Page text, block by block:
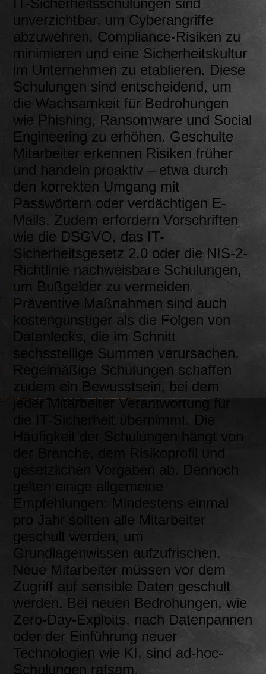
IT-Sicherheitsschulungen sind
unverzichtbar, um Cyberangriffe
abzuwehren, Compliance-Risiken zu
minimieren und eine Sicherheitskultur
im Unternehmen zu etablieren. Diese
Schulungen sind entscheidend, um
die Wachsamkeit für Bedrohungen
wie Phishing, Ransomware und Social
Engineering zu erhöhen. Geschulte
Mitarbeiter erkennen Risiken früher
und handeln proaktiv – etwa durch
den korrekten Umgang mit
Passwörtern oder verdächtigen E-
Mails. Zudem erfordern Vorschriften
wie die DSGVO, das IT-
Sicherheitsgesetz 2.0 oder die NIS-2-
Richtlinie nachweisbare Schulungen,
um Bußgelder zu vermeiden.
Präventive Maßnahmen sind auch
kostengünstiger als die Folgen von
Datenlecks, die im Schnitt
sechsstellige Summen verursachen.
Regelmäßige Schulungen schaffen
zudem ein Bewusstsein, bei dem
jeder Mitarbeiter Verantwortung für
die IT-Sicherheit übernimmt. Die
Häufigkeit der Schulungen hängt von
der Branche, dem Risikoprofil und
gesetzlichen Vorgaben ab. Dennoch
gelten einige allgemeine
Empfehlungen: Mindestens einmal
pro Jahr sollten alle Mitarbeiter
geschult werden, um
Grundlagenwissen aufzufrischen.
Neue Mitarbeiter müssen vor dem
Zugriff auf sensible Daten geschult
werden. Bei neuen Bedrohungen, wie
Zero-Day-Exploits, nach Datenpannen
oder der Einführung neuer
Technologien wie KI, sind ad-hoc-
Schulungen ratsam.